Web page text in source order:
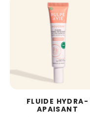
FLUIDE HYDRA-
APAISANT